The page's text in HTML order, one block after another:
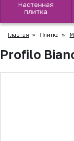
Настенная
плитка
Главная » Плитка »
Profilo